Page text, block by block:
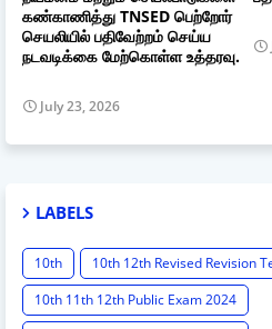
கண்காணித்து TNSED பெற்றோர்
செயலியில் பதிவேற்றம் செய்ய
நடவடிக்கை மேற்கொள்ள உத்தரவு.
July 23, 2026
LABELS
10th
10th 12th Revised Revision
10th 11th 12th Public Exam 2024